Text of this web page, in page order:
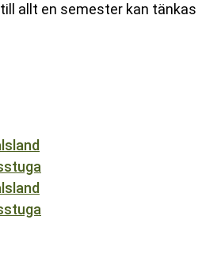
allt en semester kan tänkas